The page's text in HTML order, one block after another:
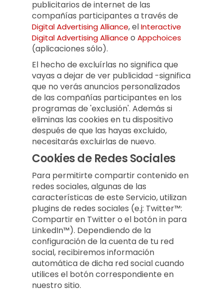
publicitarios de internet de las
compañías participantes a través de
Digital Advertising Alliance, elInteractive
Digital Advertising Alliance o Appchoices
(aplicaciones sólo).
El hecho de excluírlas no significa que
vayas a dejar de ver publicidad -significa
que no verás anuncios personalizados
de las compañías participantes en los
programas de 'exclusión'. Además si
eliminas las cookies en tu dispositivo
después de que las hayas excluido,
necesitarás excluirlas de nuevo.
Cookies de Redes Sociales
Para permitirte compartir contenido en
redes sociales, algunas de las
características de este Servicio, utilizan
plugins de redes sociales (e.j: Twitter™:
Compartir en Twitter o el botón in para
LinkedIn™). Dependiendo de la
configuración de la cuenta de tu red
social, recibiremos información
automática de dicha red social cuando
utilices el botón correspondiente en
nuestro sitio.